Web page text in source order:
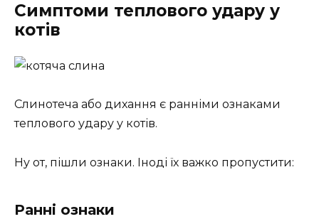
Симптоми теплового удару у
котів
Слинотеча або дихання є ранніми ознаками
теплового удару у котів.
Ну от, пішли ознаки. Іноді їх важко пропустити:
Ранні ознаки